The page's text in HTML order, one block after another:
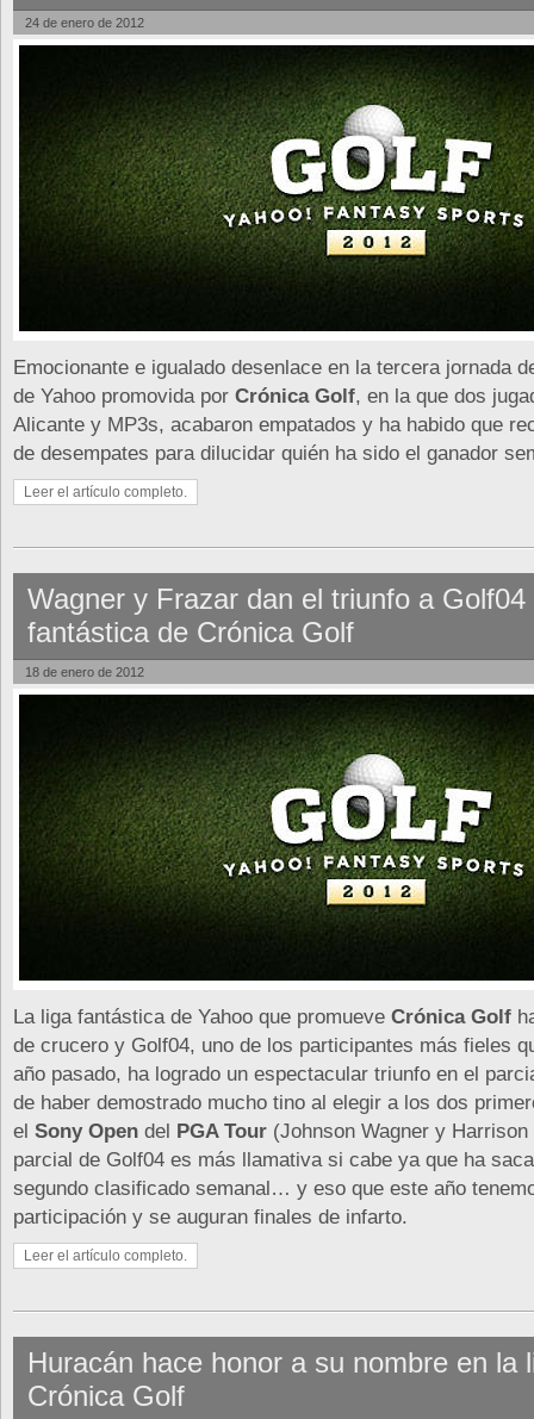
24 de enero de 2012
Emocionante e igualado desenlace en la tercera jornada
de Yahoo promovida por Crónica Golf, en la que dos
Alicante y MP3s, acabaron empatados y ha habido que
de desempates para dilucidar quién ha sido el ganador
Leer el artículo completo.
Wagner y Frazar dan el triunfo a Golf04
fantástica de Crónica Golf
18 de enero de 2012
La liga fantástica de Yahoo que promueve Crónica Golf
de crucero y Golf04, uno de los participantes más fieles
año pasado, ha logrado un espectacular triunfo en el
de haber demostrado mucho tino al elegir a los dos
el Sony Open del PGA Tour (Johnson Wagner y
parcial de Golf04 es más llamativa si cabe ya que ha
segundo clasificado semanal… y eso que este año
participación y se auguran finales de infarto.
Leer el artículo completo.
Huracán hace honor a su nombre en la
Crónica Golf